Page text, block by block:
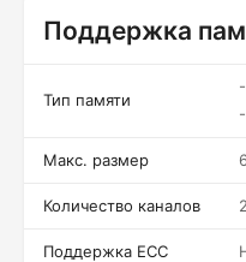
Поддержка
Тип памяти
Макс. размер
Количество каналов 2
Поддержка ECC